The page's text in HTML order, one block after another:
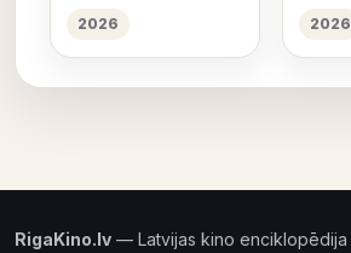
2026 2026
RigaKino.lv — Latvijas kino enciklopēdija